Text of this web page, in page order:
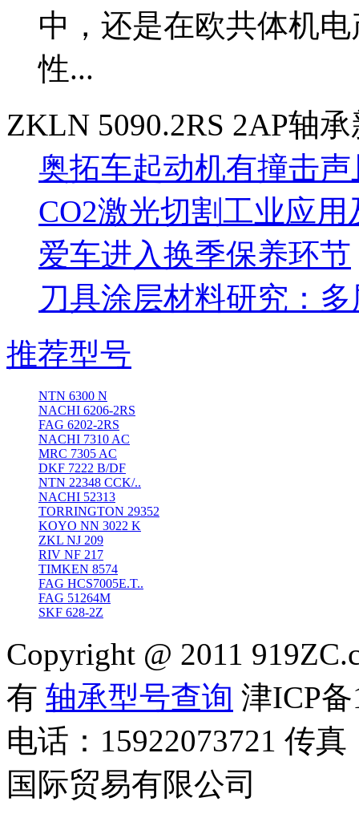
中，还是在欧共体机
性...
ZKLN 5090.2RS 2AP轴
奥拓车起动机有撞击
CO2激光切割工业应
爱车进入换季保养环节
刀具涂层材料研究：
推荐型号
NTN 6300 N
NACHI 6206-2RS
FAG 6202-2RS
NACHI 7310 AC
MRC 7305 AC
DKF 7222 B/DF
NTN 22348 CCK/..
NACHI 52313
TORRINGTON 29352
KOYO NN 3022 K
ZKL NJ 209
RIV NF 217
TIMKEN 8574
FAG HCS7005E.T..
FAG 51264M
SKF 628-2Z
Copyright @ 2011
有 轴承型号查询 津ICP备
电话：15922073721 传
国际贸易有限公司